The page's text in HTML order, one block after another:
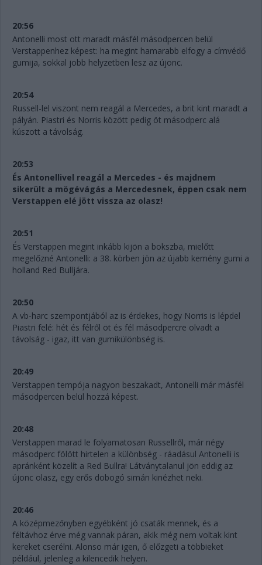
20:56
Antonelli most ott maradt másfél másodpercen belül
Verstappenhez képest: ha megint hamarabb elfogy a címvédő
gumija, sokkal jobb helyzetben lesz az újonc.
20:54
Russell-lel viszont nem reagál a Mercedes, a brit kint maradt a
pályán. Piastri és Norris között pedig öt másodperc alá
kúszott a távolság.
20:53
És Antonellivel reagál a Mercedes - és majdnem
sikerült a mögévágás a Mercedesnek, éppen csak nem
Verstappen elé jött vissza az olasz!
20:51
És Verstappen megint inkább kijön a bokszba, mielőtt
megelőzné Antonelli: a 38. körben jön az újabb kemény gumi a
holland Red Bulljára.
20:50
A vb-harc szempontjából az is érdekes, hogy Norris is lépdel
Piastri felé: hét és félről öt és fél másodpercre olvadt a
távolság - igaz, itt van gumikülönbség is.
20:49
Verstappen tempója nagyon beszakadt, Antonelli már másfél
másodpercen belül hozzá képest.
20:48
Verstappen marad le folyamatosan Russellről, már négy
másodperc fölött hirtelen a különbség - ráadásul Antonelli is
apránként közelít a Red Bullra! Látványtalanul jön eddig az
újonc olasz, egy erős dobogó simán kinézhet neki.
20:46
A középmezőnyben egyébként jó csaták mennek, és a
féltávhoz érve még vannak páran, akik még nem voltak kint
kereket cserélni. Alonso már igen, ő előzgeti a többieket
például, jelenleg a kilencedik helyen.